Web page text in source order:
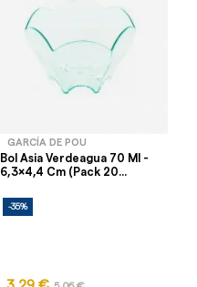
GARCÍA DE POU
Bol Asia Verdeagua 70 Ml -
6,3x4,4 Cm (Pack 20...
-35%